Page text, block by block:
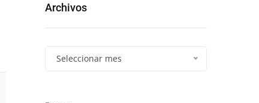
Archivos
Seleccionar mes